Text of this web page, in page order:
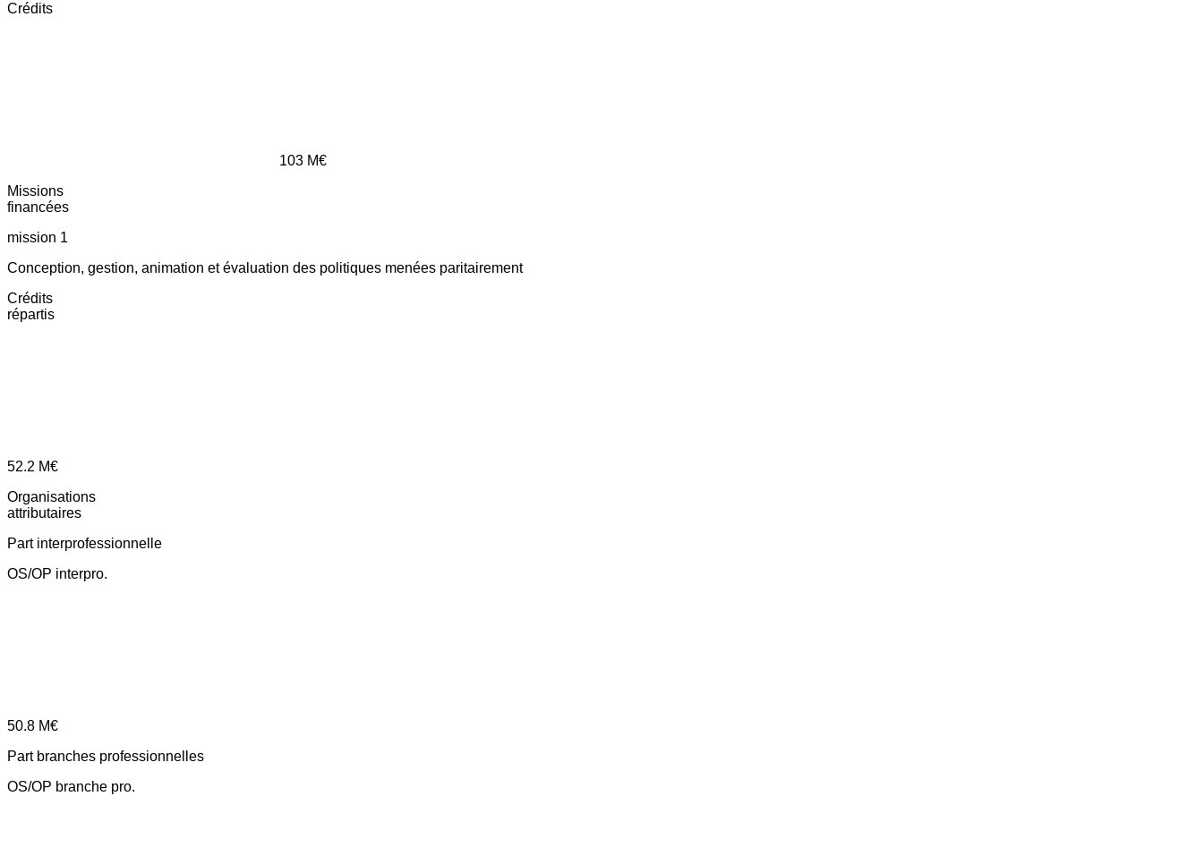
Crédits
103 M€
Missions
financées
mission 1
Conception, gestion, animation et évaluation des politiques menées paritairement
Crédits
répartis
52.2 M€
Organisations
attributaires
Part interprofessionnelle
OS/OP interpro.
50.8 M€
Part branches professionnelles
OS/OP branche pro.